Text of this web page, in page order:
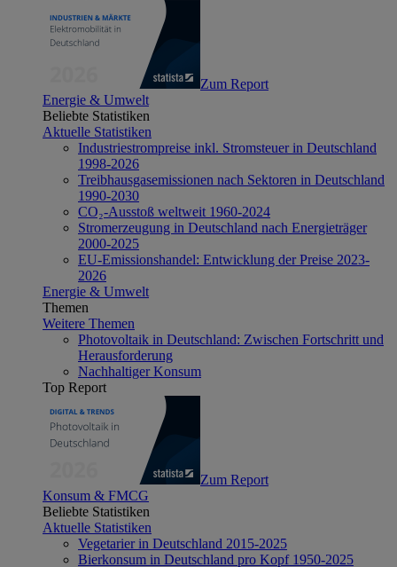
Zum Report
Energie & Umwelt
Beliebte Statistiken
Aktuelle Statistiken
Industriestrompreise inkl. Stromsteuer in Deutschland
1998-2026
Treibhausgasemissionen nach Sektoren in Deutschland
1990-2030
CO₂-Ausstoß weltweit 1960-2024
Stromerzeugung in Deutschland nach Energieträger
2000-2025
EU-Emissionshandel: Entwicklung der Preise 2023-
2026
Energie & Umwelt
Themen
Weitere Themen
Photovoltaik in Deutschland: Zwischen Fortschritt und
Herausforderung
Nachhaltiger Konsum
Top Report
Zum Report
Konsum & FMCG
Beliebte Statistiken
Aktuelle Statistiken
Vegetarier in Deutschland 2015-2025
Bierkonsum in Deutschland pro Kopf 1950-2025